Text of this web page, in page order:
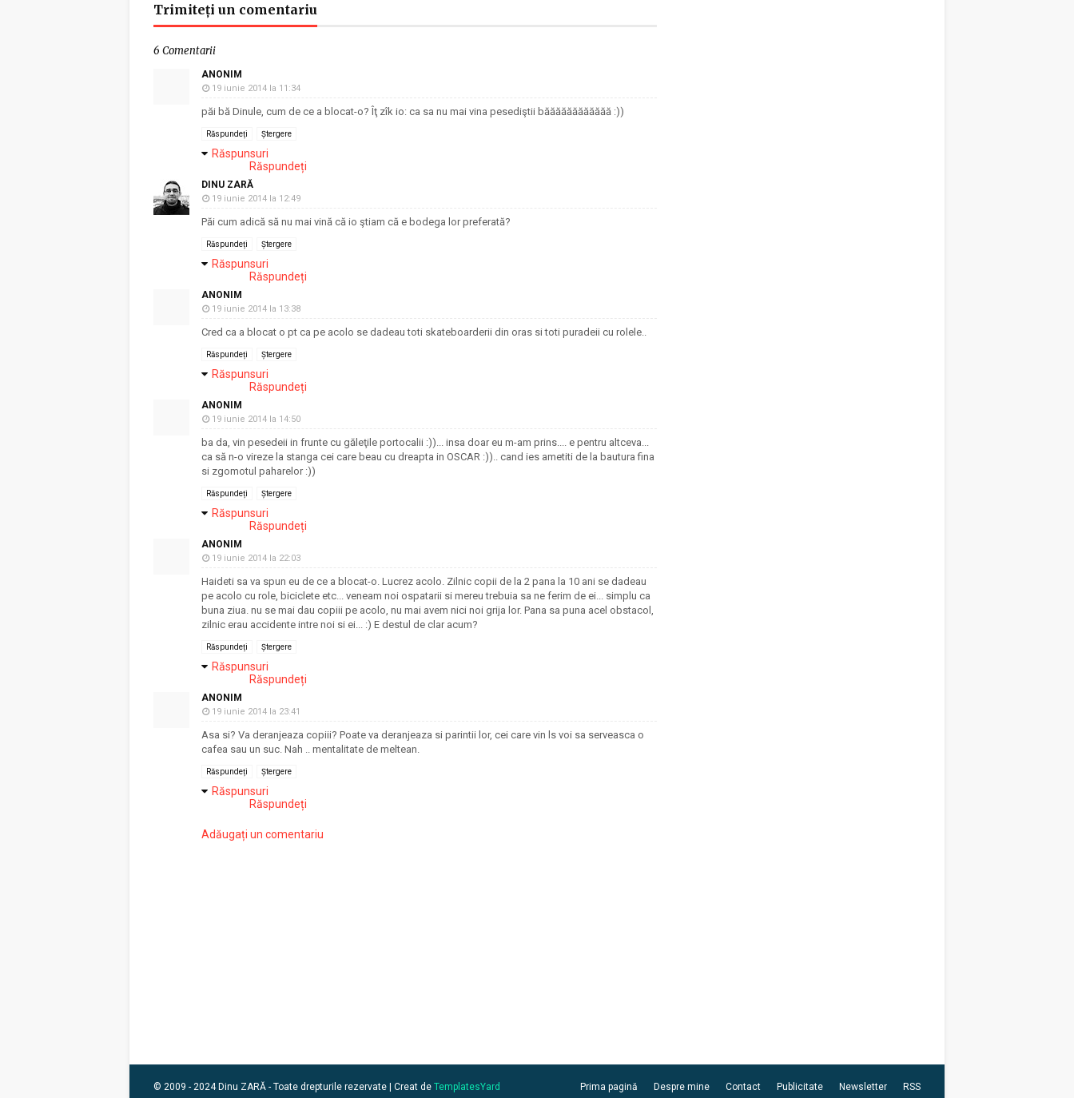
Trimiteți un comentariu
6 Comentarii
ANONIM
19 iunie 2014 la 11:34
păi bă Dinule, cum de ce a blocat-o? Îţ zîk io: ca sa nu mai vina pesediştii băăăăăăăăăăăă :))
Răspundeți Ștergere
Răspunsuri
Răspundeți
DINU ZARĂ
19 iunie 2014 la 12:49
Păi cum adică să nu mai vină că io ştiam că e bodega lor preferată?
Răspundeți Ștergere
Răspunsuri
Răspundeți
ANONIM
19 iunie 2014 la 13:38
Cred ca a blocat o pt ca pe acolo se dadeau toti skateboarderii din oras si toti puradeii cu rolele..
Răspundeți Ștergere
Răspunsuri
Răspundeți
ANONIM
19 iunie 2014 la 14:50
ba da, vin pesedeii in frunte cu găleţile portocalii :))... insa doar eu m-am prins.... e pentru altceva...
ca să n-o vireze la stanga cei care beau cu dreapta in OSCAR :)).. cand ies ametiti de la bautura fina
si zgomotul paharelor :))
Răspundeți Ștergere
Răspunsuri
Răspundeți
ANONIM
19 iunie 2014 la 22:03
Haideti sa va spun eu de ce a blocat-o. Lucrez acolo. Zilnic copii de la 2 pana la 10 ani se dadeau
pe acolo cu role, biciclete etc... veneam noi ospatarii si mereu trebuia sa ne ferim de ei... simplu ca
buna ziua. nu se mai dau copiii pe acolo, nu mai avem nici noi grija lor. Pana sa puna acel obstacol,
zilnic erau accidente intre noi si ei... :) E destul de clar acum?
Răspundeți Ștergere
Răspunsuri
Răspundeți
ANONIM
19 iunie 2014 la 23:41
Asa si? Va deranjeaza copiii? Poate va deranjeaza si parintii lor, cei care vin ls voi sa serveasca o
cafea sau un suc. Nah .. mentalitate de meltean.
Răspundeți Ștergere
Răspunsuri
Răspundeți
Adăugați un comentariu
Prima pagină Despre mine Contact Publicitate Newsletter RSS
© 2009 - 2024 Dinu ZARĂ - Toate drepturile rezervate | Creat de TemplatesYard